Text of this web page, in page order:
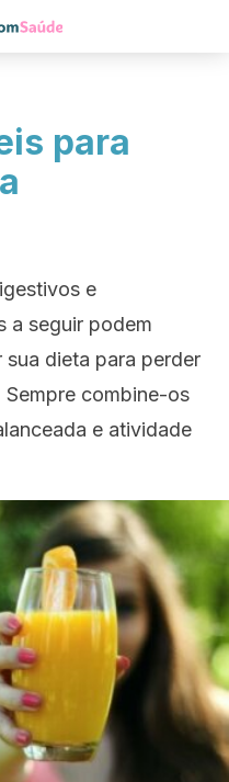
para
e
a seguir podem
dieta para perder
combine-os
e atividade